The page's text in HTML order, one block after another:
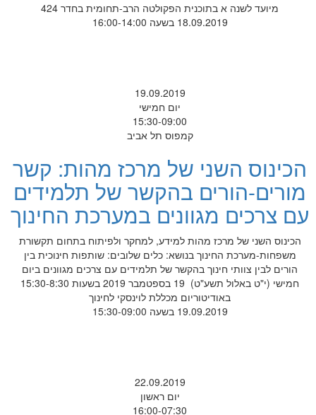
מיועד לשנה א בתוכנית הפקולטה הרב-תחומית בחדר 424
18.09.2019 בשעה 16:00-14:00
19.09.2019
יום חמישי
15:30-09:00
קמפוס תל אביב
הכינוס השני של מרכז מהות: קשר
מורים-הורים בהקשר של תלמידים
עם צרכים מגוונים במערכת החינוך
הכינוס השני של מרכז מהות למידע, למחקר ולפיתוח בתחום תקשורת
משפחות-מערכת החינוך בנושא: כלים שלובים: שותפות חינוכית בין
הורים לבין צוותי חינוך בהקשר של תלמידים עם צרכים מגוונים ביום
חמישי (י"ט באלול תשע"ט) 19 בספטמבר 2019 בשעות 15:30-8:30
באודיטוריום מכללת לוינסקי לחינוך
19.09.2019 בשעה 15:30-09:00
22.09.2019
יום ראשון
16:00-07:30